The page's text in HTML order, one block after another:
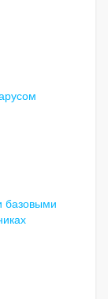
базовыми